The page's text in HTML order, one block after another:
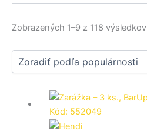
Zobrazených 1–9 z 118 výsledkov